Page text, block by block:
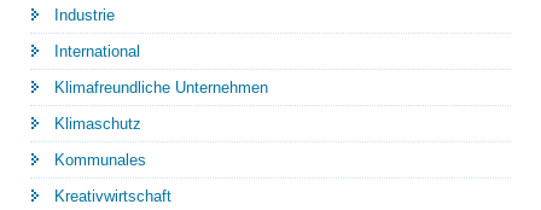
Industrie
International
Klimafreundliche Unternehmen
Klimaschutz
Kommunales
Kreativwirtschaft